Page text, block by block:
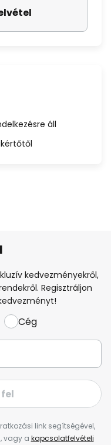
áll
kedvezményekről,
Regisztráljon
Cég
link segítségével,
vagy a kapcsolatfelvételi